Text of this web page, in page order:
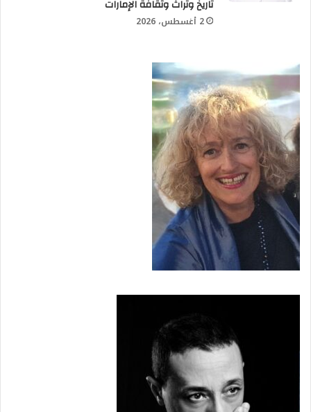
تاريخ وتراث وثقافة الإمارات
2 أغسطس، 2026